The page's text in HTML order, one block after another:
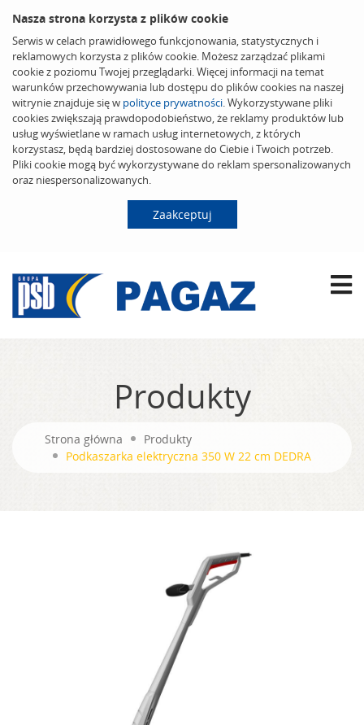
Nasza strona korzysta z plików cookie
Serwis w celach prawidłowego funkcjonowania, statystycznych i
reklamowych korzysta z plików cookie. Możesz zarządzać plikami
cookie z poziomu Twojej przeglądarki. Więcej informacji na temat
warunków przechowywania lub dostępu do plików cookies na naszej
witrynie znajduje się w polityce prywatności. Wykorzystywane pliki
cookies zwiększają prawdopodobieństwo, że reklamy produktów lub
usług wyświetlane w ramach usług internetowych, z których
korzystasz, będą bardziej dostosowane do Ciebie i Twoich potrzeb.
Pliki cookie mogą być wykorzystywane do reklam spersonalizowanych
oraz niespersonalizowanych.
Zaakceptuj
Produkty
Strona główna
Produkty
Podkaszarka elektryczna 350 W 22 cm DEDRA